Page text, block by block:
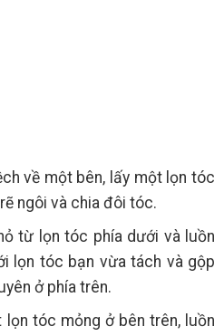
về một bên, lấy một lọn tóc
ngôi và chia đôi tóc.
từ lọn tóc phía dưới và luồn
lọn tóc bạn vừa tách và gộp
ở phía trên.
tóc mỏng ở bên trên, luồn